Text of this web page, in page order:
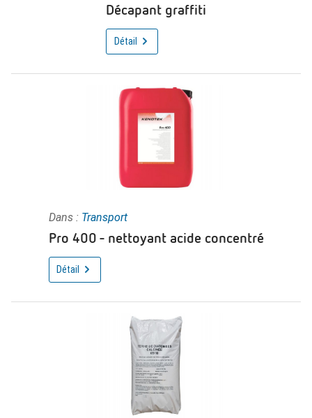
Décapant graffiti
Détail
Dans : Transport
Pro 400 - nettoyant acide concentré
Détail